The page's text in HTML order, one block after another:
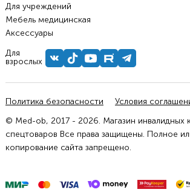
Для учреждений
Мебель медицинская
Аксессуары
Для
взрослых
Политика безопасности
Условия
© Med-ob, 2017 - 2026. Магазин инвалидных
спецтоваров Все права защищены. Полное
копирование сайта запрещено.